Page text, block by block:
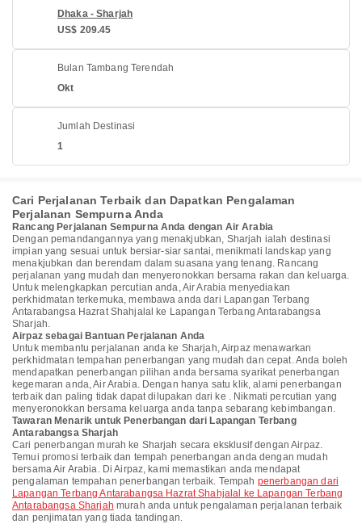
Dhaka - Sharjah
US$ 209.45
Bulan Tambang Terendah
Okt
Jumlah Destinasi
1
Cari Perjalanan Terbaik dan Dapatkan Pengalaman
Perjalanan Sempurna Anda
Rancang Perjalanan Sempurna Anda dengan Air Arabia
Dengan pemandangannya yang menakjubkan, Sharjah ialah destinasi
impian yang sesuai untuk bersiar-siar santai, menikmati landskap yang
menakjubkan dan berendam dalam suasana yang tenang. Rancang
perjalanan yang mudah dan menyeronokkan bersama rakan dan keluarga.
Untuk melengkapkan percutian anda, Air Arabia menyediakan
perkhidmatan terkemuka, membawa anda dari Lapangan Terbang
Antarabangsa Hazrat Shahjalal ke Lapangan Terbang Antarabangsa
Sharjah.
Airpaz sebagai Bantuan Perjalanan Anda
Untuk membantu perjalanan anda ke Sharjah, Airpaz menawarkan
perkhidmatan tempahan penerbangan yang mudah dan cepat. Anda boleh
mendapatkan penerbangan pilihan anda bersama syarikat penerbangan
kegemaran anda, Air Arabia. Dengan hanya satu klik, alami penerbangan
terbaik dan paling tidak dapat dilupakan dari ke . Nikmati percutian yang
menyeronokkan bersama keluarga anda tanpa sebarang kebimbangan.
Tawaran Menarik untuk Penerbangan dari Lapangan Terbang
Antarabangsa Sharjah
Cari penerbangan murah ke Sharjah secara eksklusif dengan Airpaz.
Temui promosi terbaik dan tempah penerbangan anda dengan mudah
bersama Air Arabia. Di Airpaz, kami memastikan anda mendapat
pengalaman tempahan penerbangan terbaik. Tempah penerbangan dari
Lapangan Terbang Antarabangsa Hazrat Shahjalal ke Lapangan Terbang
Antarabangsa Sharjah murah anda untuk pengalaman perjalanan terbaik
dan penjimatan yang tiada tandingan.